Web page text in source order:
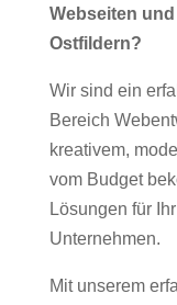
Webseiten
Ostfildern?
Wir sind ein
Bereich
kreativem,
vom Budget
Lösungen für
Unternehmen.
Mit unserem